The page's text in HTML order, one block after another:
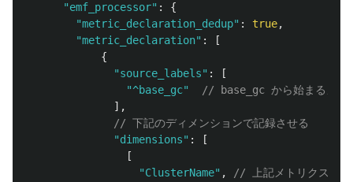
"emf_processor" :
{
"metric_declaration_dedup" : true,
"metric_declaration" :
[
{
"source_labels" :
[
"^base_gc"
// base_gc から始まるメト
],
// 下記のディメンションで記録させる
"dimensions" :
[
[
"ClusterName" ,
// 上記メトリクスロ